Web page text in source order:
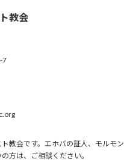
教会
7
教会です。エホバの証人、モルモン
方は、ご相談ください。